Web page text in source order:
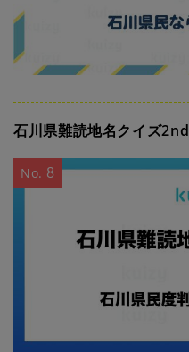
石川県難読地名クイズ2nd
No. 8